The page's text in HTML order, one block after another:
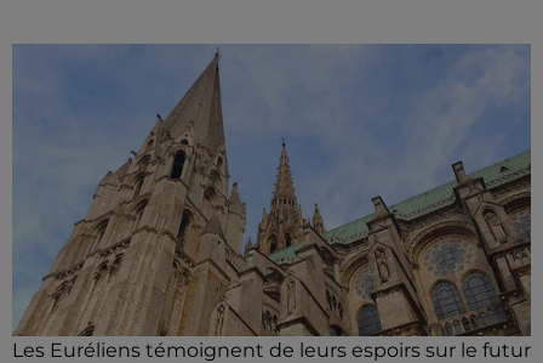
Les Euréliens témoignent de leurs espoirs sur le futur